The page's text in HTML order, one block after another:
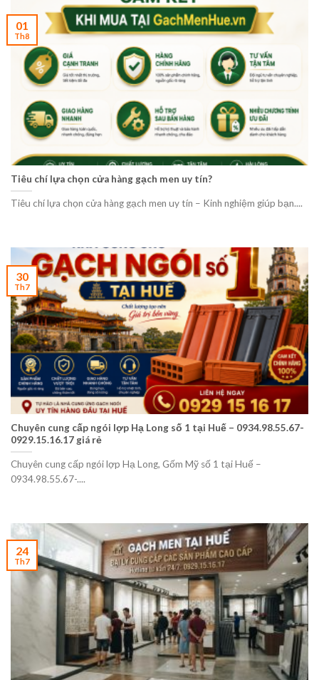
Tiêu chí lựa chọn cửa hàng gạch men uy tín?
Tiêu chí lựa chọn cửa hàng gạch men uy tín – Kinh nghiệm giúp bạn....
01
Th8
Chuyên cung cấp ngói lợp Hạ Long số 1 tại Huế – 0934.98.55.67-
0929.15.16.17 giá rẻ
Chuyên cung cấp ngói lợp Hạ Long, Gốm Mỹ số 1 tại Huế –
0934.98.55.67-....
30
Th7
24
Th7